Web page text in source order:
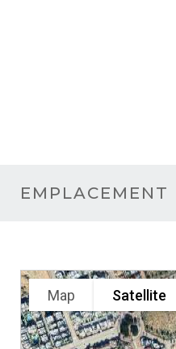
EMPLACEMENT
Map Satellite